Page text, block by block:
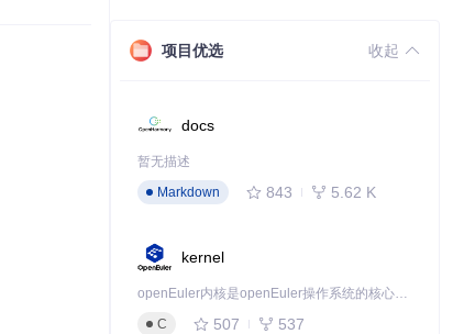
项目优选 收起
docs
暂无描述
Markdown
843 5.62 K
kernel
openEuler内核是openEuler操作系统的核心，既是系统性能与稳定性的基石，也是连接处理器、设备与服务的桥梁。
C
507 537